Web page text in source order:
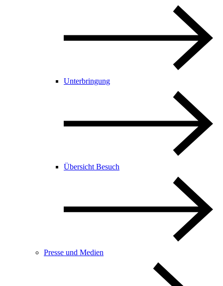
Unterbringung
Übersicht Besuch
Presse und Medien